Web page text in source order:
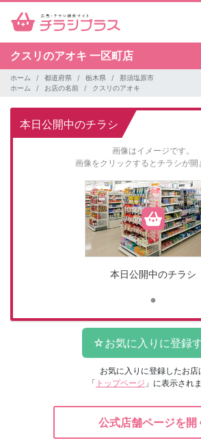
クスリのアオキ 一区町店
ホーム 都道府県 栃木県
那須塩原市
ホーム
お店の名前 クスリのアオキ
本日公開中のチラシ
画像はイメージです。
画像をクリックするとチラシが開
本日公開中のチラシ
お気に入りに登録したお店
「 トップページ 」に表示されま
公式店舗ページを開